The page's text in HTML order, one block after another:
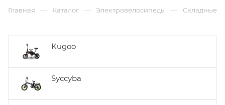
Главная — Каталог — Электровелосипеды — Складные
Kugoo
Syccyba